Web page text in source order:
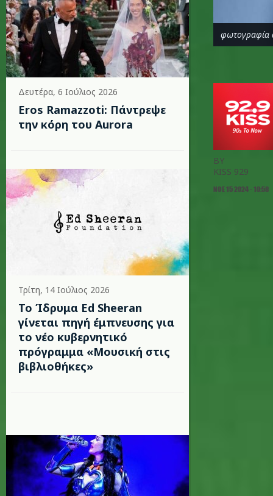
Δευτέρα, 6 Ιούλιος 2026
Eros Ramazzoti: Πάντρεψε
την κόρη του Aurora
Τρίτη, 14 Ιούλιος 2026
Το Ίδρυμα Ed Sheeran
γίνεται πηγή έμπνευσης για
το νέο κυβερνητικό
πρόγραμμα «Μουσική στις
βιβλιοθήκες»
φωτογραφία
BY
KISS 929
ΝΟΕ 15 2024 - 10:58